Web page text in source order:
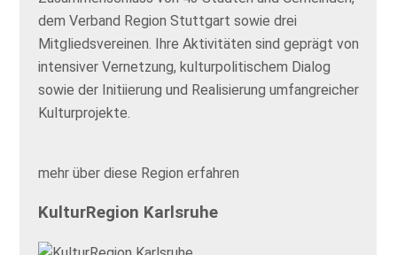
dem Verband Region Stuttgart sowie drei
Mitgliedsvereinen. Ihre Aktivitäten sind geprägt von
intensiver Vernetzung, kulturpolitischem Dialog
sowie der Initiierung und Realisierung umfangreicher
Kulturprojekte.
mehr über diese Region erfahren
KulturRegion Karlsruhe